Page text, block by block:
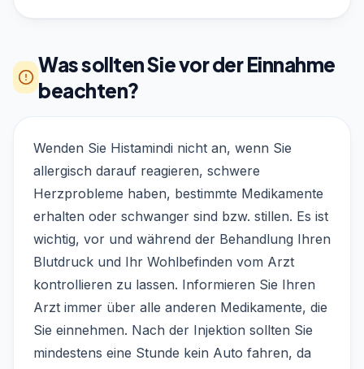
Was sollten Sie vor der Einnahme
beachten?
Wenden Sie Histamindi nicht an, wenn Sie
allergisch darauf reagieren, schwere
Herzprobleme haben, bestimmte Medikamente
erhalten oder schwanger sind bzw. stillen. Es ist
wichtig, vor und während der Behandlung Ihren
Blutdruck und Ihr Wohlbefinden vom Arzt
kontrollieren zu lassen. Informieren Sie Ihren
Arzt immer über alle anderen Medikamente, die
Sie einnehmen. Nach der Injektion sollten Sie
mindestens eine Stunde kein Auto fahren, da